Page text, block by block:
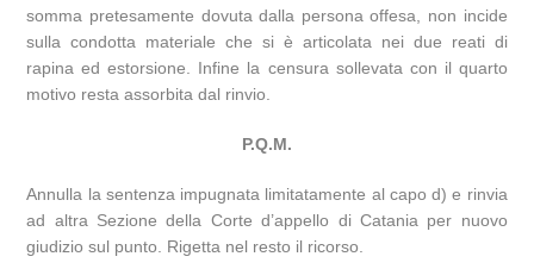
somma pretesamente dovuta dalla persona offesa, non incide
sulla condotta materiale che si è articolata nei due reati di
rapina ed estorsione. Infine la censura sollevata con il quarto
motivo resta assorbita dal rinvio.
P.Q.M.
Annulla la sentenza impugnata limitatamente al capo d) e rinvia
ad altra Sezione della Corte d’appello di Catania per nuovo
giudizio sul punto. Rigetta nel resto il ricorso.